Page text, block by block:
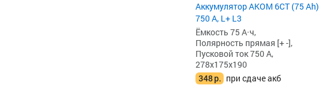
Аккумулятор AKOM 6СТ (75 Ah)
750 А, L+ L3
Ёмкость 75 А·ч,
Полярность прямая [+ -],
Пусковой ток 750 А,
278x175x190
348р. при сдаче акб